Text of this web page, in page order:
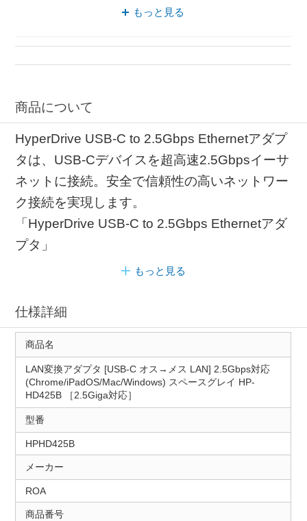
もっと見る
商品について
HyperDrive USB-C to 2.5Gbps Ethernetアダプ
タは、USB-Cデバイスを超高速2.5Gbpsイーサ
ネットに接続。安全で信頼性の高いネットワー
ク接続を実現します。
「HyperDrive USB-C to 2.5Gbps Ethernetアダ
プタ」
もっと見る
仕様詳細
商品名
LAN変換アダプタ [USB-C オス→メス LAN] 2.5Gbps対応
(Chrome/iPadOS/Mac/Windows) スペースグレイ HP-
HD425B ［2.5Giga対応］
型番
HPHD425B
メーカー
ROA
商品番号